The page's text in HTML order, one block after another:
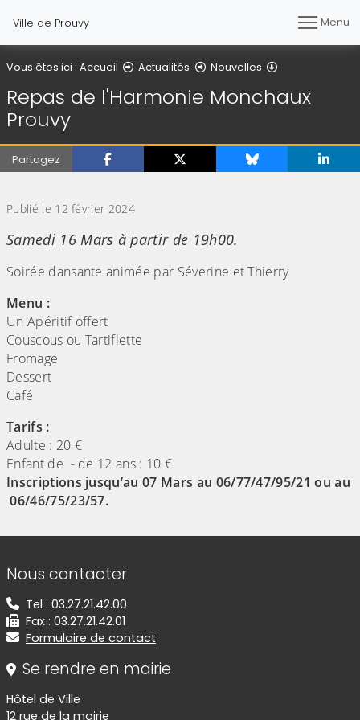
Ville de Prouvy Menu
Vous êtes ici : Accueil Actualités Nouvelles
Repas de l'Harmonie Monchaux
Prouvy
Partagez
Publié le 12 février 2024
Samedi 16 Mars à partir de 19h00.
Soirée dansante animée par Séverine et Thierry
Menu :
Un Apéritif offert
Couscous ou Tartiflette
Fromage
Dessert
Café
Tarifs :
Adulte : 20 €
Enfant de - de 12 ans : 10 €
Inscriptions jusqu’au 07 Mars au 06/77/47/95/21 ou au
06/46/75/23/57.
Informations de contact
Nous contacter
Tel : 03.27.21.42.00
Fax : 03.27.21.42.01
Formulaire de contact
Se rendre en mairie
Hôtel de Ville
12 rue de la mairie